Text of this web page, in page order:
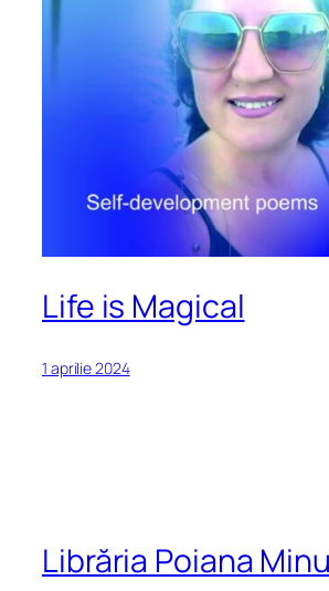
Life is Magical
1 aprilie 2024
Librăria Poiana